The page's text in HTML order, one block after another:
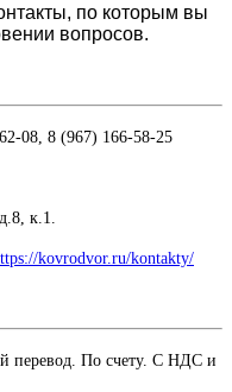
по которым вы
вопросов.
08, 8 (967) 166-58-25
д.8, к.1.
kovrodvor.ru/kontakty/
перевод. По счету. С НДС и